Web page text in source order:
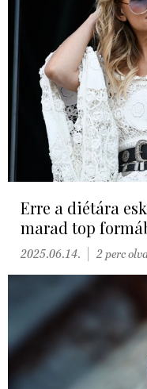
Erre a diétára
marad top
2025.06.14. 2 perc